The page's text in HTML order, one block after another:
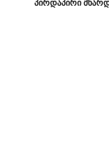
პირდაპირი